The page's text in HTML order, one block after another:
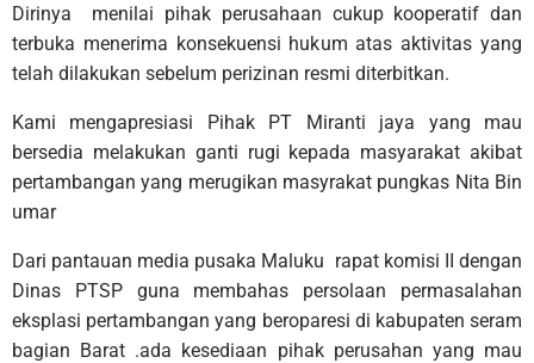
Dirinya menilai pihak perusahaan cukup kooperatif dan
terbuka menerima konsekuensi hukum atas aktivitas yang
telah dilakukan sebelum perizinan resmi diterbitkan.
Kami mengapresiasi Pihak PT Miranti jaya yang mau
bersedia melakukan ganti rugi kepada masyarakat akibat
pertambangan yang merugikan masyrakat pungkas Nita Bin
umar
Dari pantauan media pusaka Maluku rapat komisi II dengan
Dinas PTSP guna membahas persolaan permasalahan
eksplasi pertambangan yang beroparesi di kabupaten seram
bagian Barat .ada kesediaan pihak perusahan yang mau